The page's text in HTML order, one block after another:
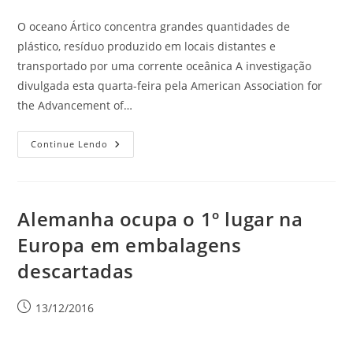
O oceano Ártico concentra grandes quantidades de
plástico, resíduo produzido em locais distantes e
transportado por uma corrente oceânica A investigação
divulgada esta quarta-feira pela American Association for
the Advancement of…
Continue Lendo
Alemanha ocupa o 1º lugar na
Europa em embalagens
descartadas
13/12/2016